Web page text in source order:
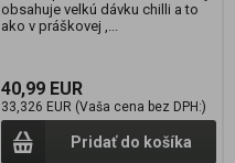
obsahuje velkú dávku chilli a to
ako v práškovej ,...
40,99 EUR
33,326 EUR (Vaša cena bez DPH:)
Pridať do košíka